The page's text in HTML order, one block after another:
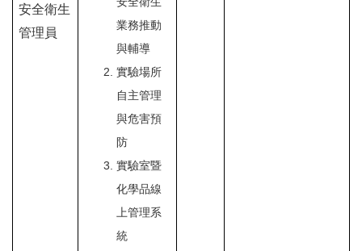
安全衛生
管理員
業務推動
與輔導
實驗場所
自主管理
與危害預
防
實驗室暨
化學品線
上管理系
統